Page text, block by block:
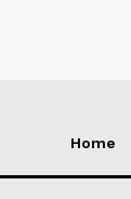
Home